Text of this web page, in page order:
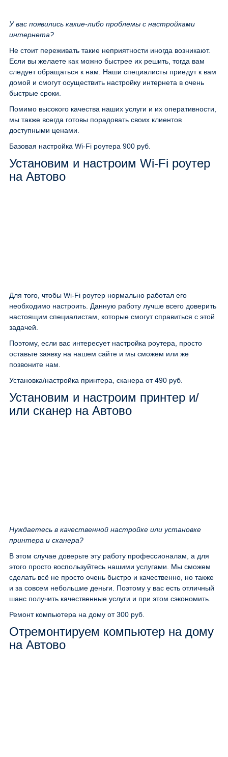
У вас появились какие-либо проблемы с настройками
интернета?
Не стоит переживать такие неприятности иногда возникают.
Если вы желаете как можно быстрее их решить, тогда вам
следует обращаться к нам. Наши специалисты приедут к вам
домой и смогут осуществить настройку интернета в очень
быстрые сроки.
Помимо высокого качества наших услуги и их оперативности,
мы также всегда готовы порадовать своих клиентов
доступными ценами.
Базовая настройка Wi-Fi роутера 900 руб.
Установим и настроим Wi-Fi роутер
на Автово
Для того, чтобы Wi-Fi роутер нормально работал его
необходимо настроить. Данную работу лучше всего доверить
настоящим специалистам, которые смогут справиться с этой
задачей.
Поэтому, если вас интересует настройка роутера, просто
оставьте заявку на нашем сайте и мы сможем или же
позвоните нам.
Установка/настройка принтера, сканера от 490 руб.
Установим и настроим принтер и/
или сканер на Автово
Нуждаетесь в качественной настройке или установке
принтера и сканера?
В этом случае доверьте эту работу профессионалам, а для
этого просто воспользуйтесь нашими услугами. Мы сможем
сделать всё не просто очень быстро и качественно, но также
и за совсем небольшие деньги. Поэтому у вас есть отличный
шанс получить качественные услуги и при этом сэкономить.
Ремонт компьютера на дому от 300 руб.
Отремонтируем компьютер на дому
на Автово